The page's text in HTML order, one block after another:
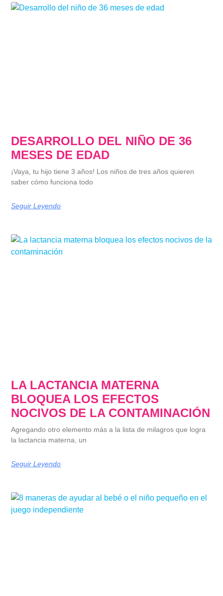
DESARROLLO DEL NIÑO DE 36
MESES DE EDAD
¡Vaya, tu hijo tiene 3 años! Los niños de tres años quieren
saber cómo funciona todo
Seguir Leyendo
LA LACTANCIA MATERNA
BLOQUEA LOS EFECTOS
NOCIVOS DE LA CONTAMINACIÓN
Agregando otro elemento más a la lista de milagros que logra
la lactancia materna, un
Seguir Leyendo